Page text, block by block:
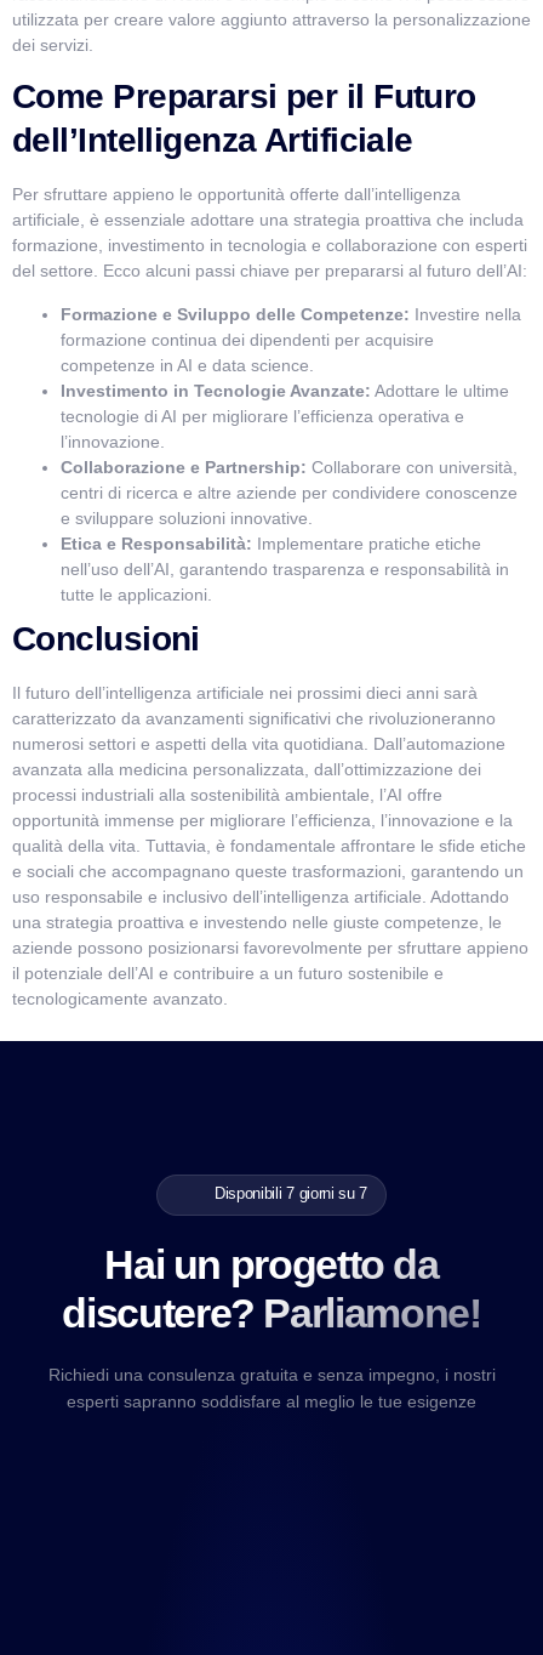
utilizzata per creare valore aggiunto attraverso la personalizzazione
dei servizi.
Come Prepararsi per il Futuro
dell’Intelligenza Artificiale
Per sfruttare appieno le opportunità offerte dall’intelligenza
artificiale, è essenziale adottare una strategia proattiva che includa
formazione, investimento in tecnologia e collaborazione con esperti
del settore. Ecco alcuni passi chiave per prepararsi al futuro dell’AI:
Formazione e Sviluppo delle Competenze: Investire nella
formazione continua dei dipendenti per acquisire
competenze in AI e data science.
Investimento in Tecnologie Avanzate: Adottare le ultime
tecnologie di AI per migliorare l’efficienza operativa e
l’innovazione.
Collaborazione e Partnership: Collaborare con università,
centri di ricerca e altre aziende per condividere conoscenze
e sviluppare soluzioni innovative.
Etica e Responsabilità: Implementare pratiche etiche
nell’uso dell’AI, garantendo trasparenza e responsabilità in
tutte le applicazioni.
Conclusioni
Il futuro dell’intelligenza artificiale nei prossimi dieci anni sarà
caratterizzato da avanzamenti significativi che rivoluzioneranno
numerosi settori e aspetti della vita quotidiana. Dall’automazione
avanzata alla medicina personalizzata, dall’ottimizzazione dei
processi industriali alla sostenibilità ambientale, l’AI offre
opportunità immense per migliorare l’efficienza, l’innovazione e la
qualità della vita. Tuttavia, è fondamentale affrontare le sfide etiche
e sociali che accompagnano queste trasformazioni, garantendo un
uso responsabile e inclusivo dell’intelligenza artificiale. Adottando
una strategia proattiva e investendo nelle giuste competenze, le
aziende possono posizionarsi favorevolmente per sfruttare appieno
il potenziale dell’AI e contribuire a un futuro sostenibile e
tecnologicamente avanzato.
Disponibili 7 giorni su 7
Hai un progetto da
discutere? Parliamone!
Richiedi una consulenza gratuita e senza impegno, i nostri
esperti sapranno soddisfare al meglio le tue esigenze